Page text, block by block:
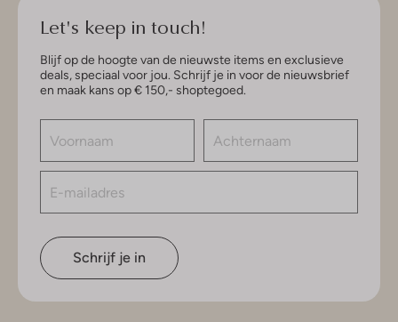
Let's keep in touch!
Blijf op de hoogte van de nieuwste items en exclusieve
deals, speciaal voor jou. Schrijf je in voor de nieuwsbrief
en maak kans op € 150,- shoptegoed.
Schrijf je in